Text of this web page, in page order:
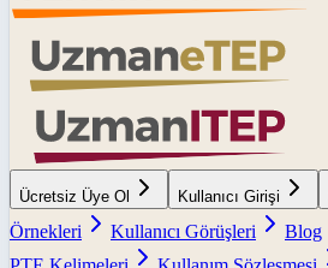
Ücretsiz Üye Ol Kullanıcı Girişi
Örnekleri
Kullanıcı Görüşleri Blog